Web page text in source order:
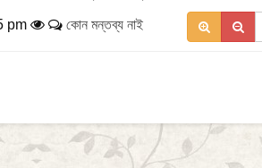
pm কোন মন্তব্য নাই